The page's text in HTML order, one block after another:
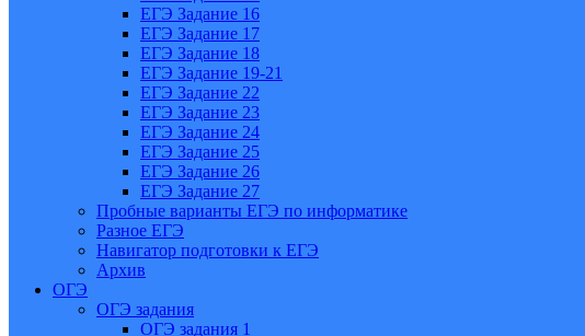
ЕГЭ Задание 16
ЕГЭ Задание 17
ЕГЭ Задание 18
ЕГЭ Задание 19-21
ЕГЭ Задание 22
ЕГЭ Задание 23
ЕГЭ Задание 24
ЕГЭ Задание 25
ЕГЭ Задание 26
ЕГЭ Задание 27
Пробные варианты ЕГЭ по информатике
Разное ЕГЭ
Навигатор подготовки к ЕГЭ
Архив
ОГЭ
ОГЭ задания
ОГЭ задания 1